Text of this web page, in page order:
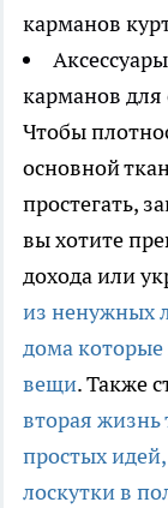
карманов
карманов для
Чтобы
основной
простегать,
вы хотите
дохода или
из ненужных
дома
вещи. Также
вторая жизнь
простых
лоскутки в